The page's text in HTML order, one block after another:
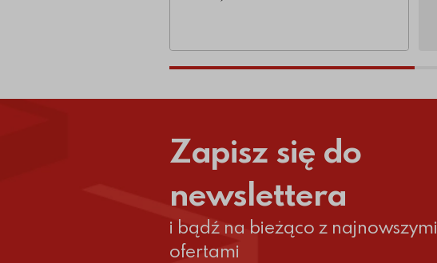
Zapisz się do
newslettera
i bądź na bieżąco z najnowszymi
ofertami